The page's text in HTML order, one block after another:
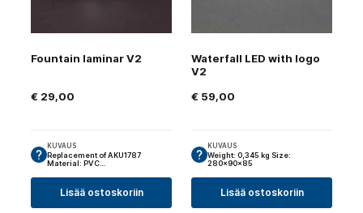
Fountain laminar V2
€ 29,00
KUVAUS
Replacement of AKU1787
Material: PVC…
Lisää ostoskoriin
Waterfall LED with logo
V2
€ 59,00
KUVAUS
Weight: 0,345 kg Size:
280x90x85
Lisää ostoskoriin